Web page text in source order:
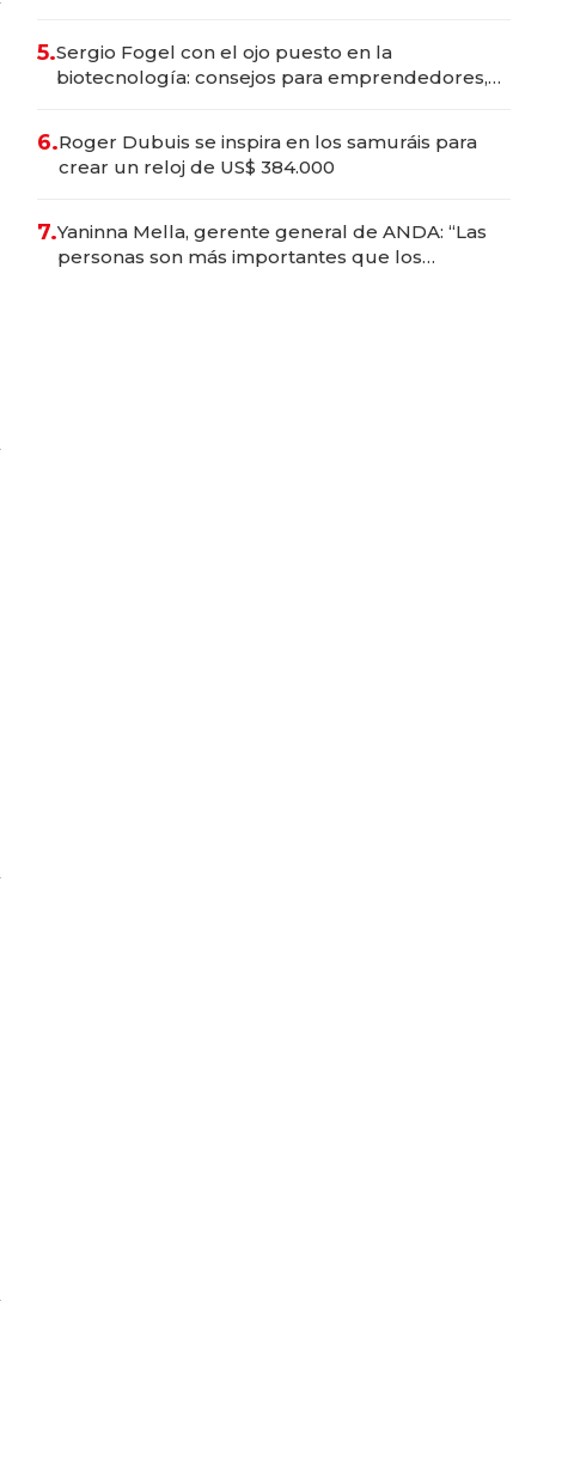
5.Sergio Fogel con el ojo puesto en la
biotecnología: consejos para emprendedores,
6.Roger Dubuis se inspira en los samuráis para
crear un reloj de US$ 384.000
7.Yaninna Mella, gerente general de ANDA: “Las
personas son más importantes que los